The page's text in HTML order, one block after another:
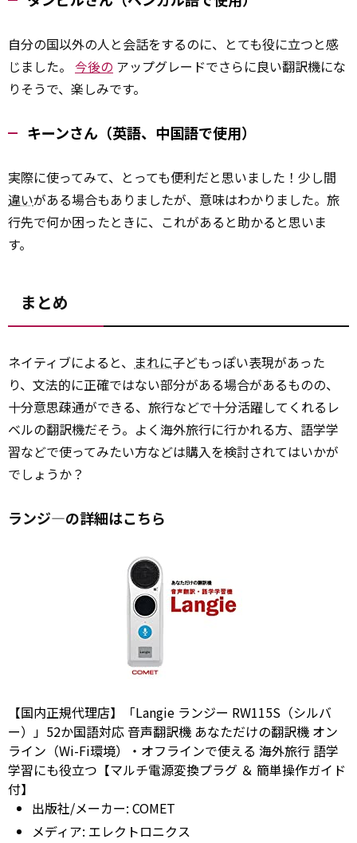
自分の国以外の人と会話をするのに、とても役に立つと感
じました。 今後の アップグレードでさらに良い翻訳機にな
りそうで、楽しみです。
キーンさん（英語、中国語で使用）
実際に使ってみて、とっても便利だと思いました！少し間
違いがある場合もありましたが、意味はわかりました。旅
行先で何か困ったときに、これがあると助かると思いま
す。
まとめ
ネイティブによると、 まれに子どもっぽい表現があった
り、文法的に正確ではない部分がある場合があるものの、
十分意思疎通ができる、旅行などで十分活躍してくれるレ
ベルの翻訳機だそう。よく海外旅行に行かれる方、語学学
習などで使ってみたい方などは購入を検討されてはいかが
でしょうか？
ランジ―の詳細はこちら
【国内正規代理店】「Langie ランジー RW115S（シルバ
ー）」52か国語対応 音声翻訳機 あなただけの翻訳機 オン
ライン（Wi-Fi環境）・オフラインで使える 海外旅行 語学
学習にも役立つ【マルチ電源変換プラグ ＆ 簡単操作ガイド
付】
出版社/メーカー: COMET
メディア: エレクトロニクス